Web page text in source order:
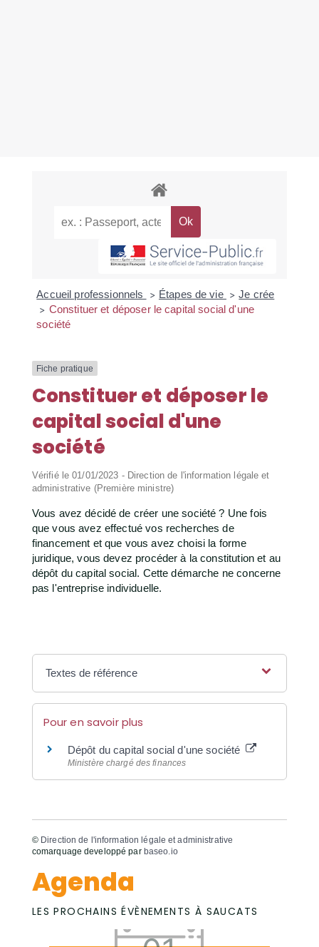
Accueil professionnels > Étapes de vie > Je crée
> Constituer et déposer le capital social d'une
société
Fiche pratique
Constituer et déposer le
capital social d'une
société
Vérifié le 01/01/2023 - Direction de l'information légale et
administrative (Première ministre)
Vous avez décidé de créer une société ? Une fois
que vous avez effectué vos recherches de
financement et que vous avez choisi la forme
juridique, vous devez procéder à la constitution et au
dépôt du capital social. Cette démarche ne concerne
pas l'entreprise individuelle.
Textes de référence
Pour en savoir plus
Dépôt du capital social d'une société
Ministère chargé des finances
© Direction de l'information légale et administrative
comarquage developpé par baseo.io
Agenda
LES PROCHAINS ÉVÈNEMENTS À SAUCATS